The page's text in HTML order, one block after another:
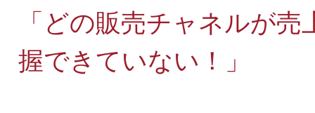
「どの販売チャネルが
握できていない！」